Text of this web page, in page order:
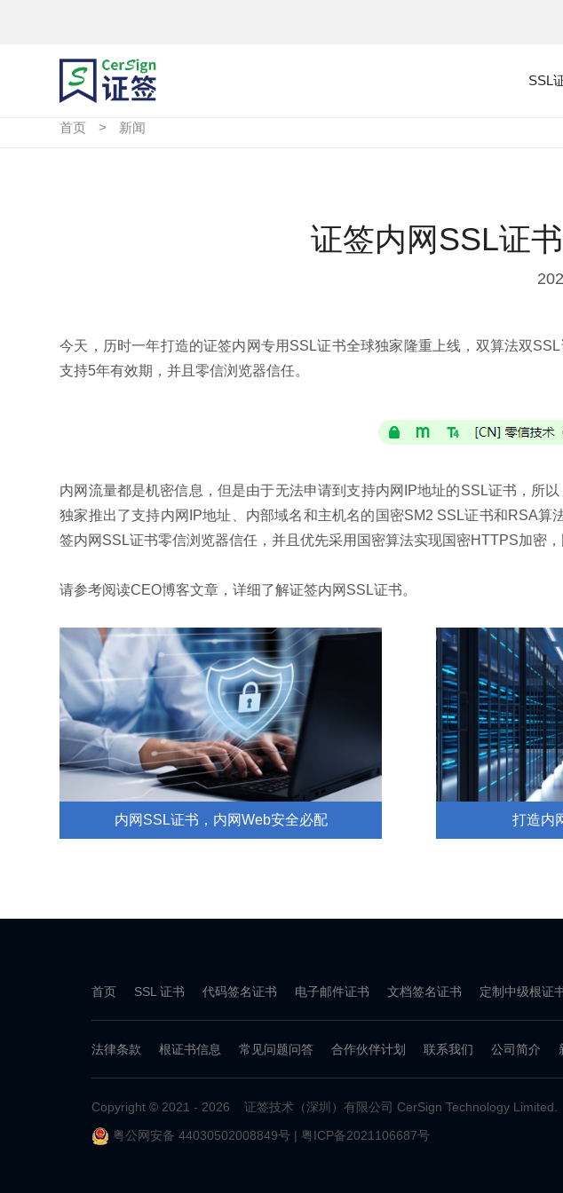
SSL
首页 > 新闻
证签内网SSL证
今天，历时一年打造的证签内网专用SSL证书全球独家隆重上线，双算法双
支持5年有效期，并且零信浏览器信任。
内网流量都是机密信息，但是由于无法申请到支持内网IP地址的SSL证书，所
独家推出了支持内网IP地址、内部域名和主机名的国密SM2 SSL证书和RSA
签内网SSL证书零信浏览器信任，并且优先采用国密算法实现国密HTTPS加密，
请参考阅读CEO博客文章，详细了解证签内网SSL证书。
内网SSL证书，内网Web安全必配 打造内
首页 SSL 证书 代码签名证书 电子邮件证书 文档签名证书 定制中级根证
法律条款 根证书信息 常见问题问答 合作伙伴计划 联系我们 公司简介
Copyright © 2021 - 2026 证签技术（深圳）有限公司 CerSign Technology Limited.
粤公网安备 44030502008849号 | 粤ICP备2021106687号